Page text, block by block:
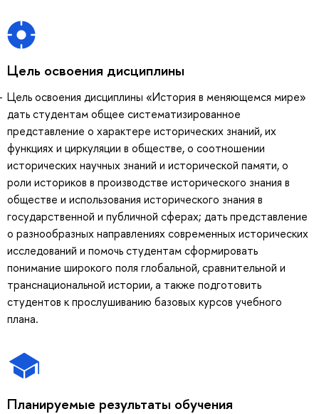
Цель освоения дисциплины
Цель освоения дисциплины «История в меняющемся мире»
дать студентам общее систематизированное
представление о характере исторических знаний, их
функциях и циркуляции в обществе, о соотношении
исторических научных знаний и исторической памяти, о
роли историков в производстве исторического знания в
обществе и использования исторического знания в
государственной и публичной сферах; дать представление
о разнообразных направлениях современных исторических
исследований и помочь студентам сформировать
понимание широкого поля глобальной, сравнительной и
транснациональной истории, а также подготовить
студентов к прослушиванию базовых курсов учебного
плана.
Планируемые результаты обучения